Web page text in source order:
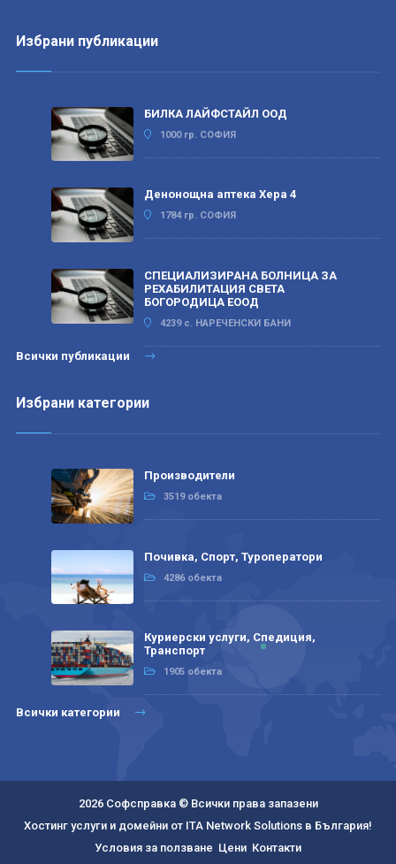
Избрани публикации
БИЛКА ЛАЙФСТАЙЛ ООД
1000 гр. СОФИЯ
Денонощна аптека Хера 4
1784 гр. СОФИЯ
СПЕЦИАЛИЗИРАНА БОЛНИЦА ЗА
РЕХАБИЛИТАЦИЯ СВЕТА
БОГОРОДИЦА ЕООД
4239 с. НАРЕЧЕНСКИ БАНИ
Всички публикации
Избрани категории
Производители
3519 обекта
Почивка, Спорт, Туроператори
4286 обекта
Куриерски услуги, Спедиция,
Транспорт
1905 обекта
Всички категории
2026 Софсправка © Всички права запазени
Хостинг услуги и домейни от ITA Network Solutions в България!
Условия за ползване Цени Контакти